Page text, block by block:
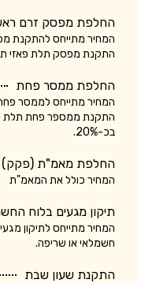
החלפת מפסק זרם
המחיר מתייחס להתקנת
התקנת מפסק תלת פאזי
החלפת ממסר פחת
המחיר מתייחס לממסר
התקנת ממספר פחת תלת
בכ-20%.
החלפת מאמ"ת (פקק)
המחיר כולל את המאמ"ת
תיקון מגעים בלוח
המחיר מתייחס לתיקון
חשמלאי או שריפה.
התקנת שעון שבת